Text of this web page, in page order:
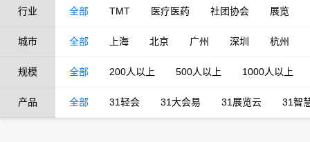
行业 全部 TMT 医疗医药 社团协会 展览
城市 全部 上海 北京 广州 深圳 杭州
规模 全部 200人以上 500人以上 1000人以上
产品 全部 31轻会 31大会易 31展览云 31智